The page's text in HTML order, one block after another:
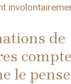
de
le